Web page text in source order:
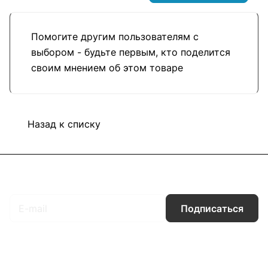
Помогите другим пользователям с
выбором - будьте первым, кто поделится
своим мнением об этом товаре
Назад к списку
Подписаться